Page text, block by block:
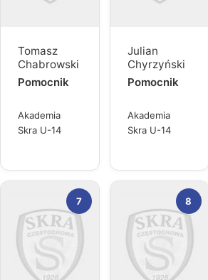
Tomasz
Chabrowski
Pomocnik
Akademia
Skra U-14
Julian
Chyrzyński
Pomocnik
Akademia
Skra U-14
7 8